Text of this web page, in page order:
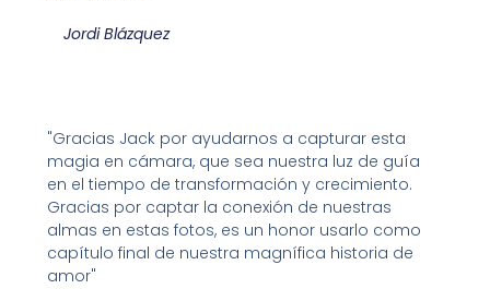
Jordi Blázquez
"Gracias Jack por ayudarnos a capturar esta
magia en cámara, que sea nuestra luz de guía
en el tiempo de transformación y crecimiento.
Gracias por captar la conexión de nuestras
almas en estas fotos, es un honor usarlo como
capítulo final de nuestra magnífica historia de
amor"